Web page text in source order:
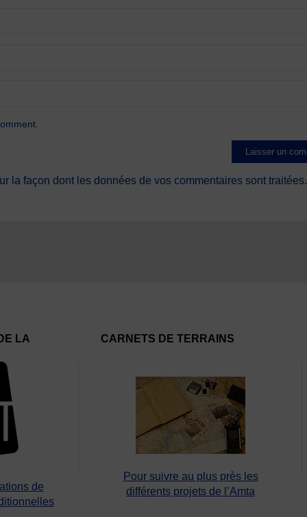
la façon dont les données de vos commentaires sont traitées.
LA
de
CARNETS DE TERRAINS
Pour suivre au plus près les
différents projets de l’Amta